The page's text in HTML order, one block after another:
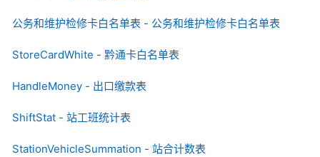
公务和维护检修卡白名单表 - 公务和维护检修卡白名单表
StoreCardWhite - 黔通卡白名单表
HandleMoney - 出口缴款表
ShiftStat - 站工班统计表
StationVehicleSummation - 站合计数表